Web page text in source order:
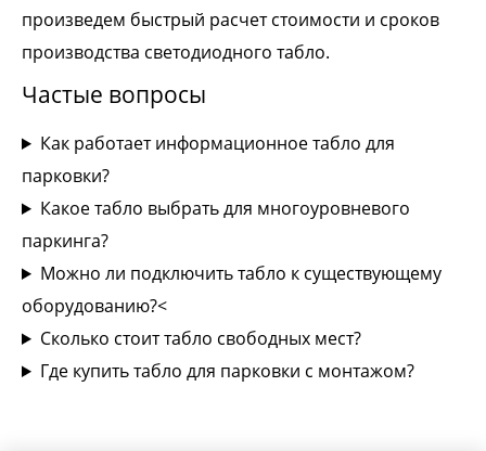
произведем быстрый расчет стоимости и сроков
производства светодиодного табло.
Частые вопросы
Как работает информационное табло для
парковки?
Какое табло выбрать для многоуровневого
паркинга?
Можно ли подключить табло к существующему
оборудованию?<
Сколько стоит табло свободных мест?
Где купить табло для парковки с монтажом?